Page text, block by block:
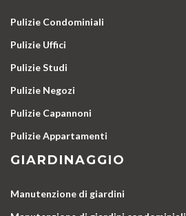
Pulizie Condominiali
Pulizie Uffici
Pulizie Studi
Pulizie Negozi
Pulizie Capannoni
Pulizie Appartamenti
GIARDINAGGIO
Manutenzione di giardini